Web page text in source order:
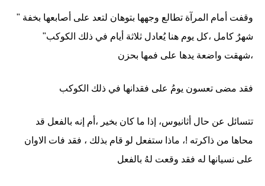
وقفت أمام المرآة تطالع وجهها بتوهان لتعد على أصابعها بخفة "
شهرٌ كامل ،كل يوم هنا يُعادل ثلاثة أيام في ذلك الكوكب"
،شهقت واضعة يدها على فمها بحزن
فقد مضى تعسون يومُ على فقدانها في ذلك الكوكب
تتسائل عن حال أثانيوس، إذا ما كان بخير ،أم إنه بالفعل قد
محاها من ذاكرته !، ماذا ستفعل لو قام بذلك ، فقد فات الاوان
على نسيانها له فقد وقعت لهُ بالفعل